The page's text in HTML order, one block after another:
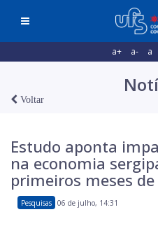
a+ a- a
Voltar
Estudo aponta
na economia
primeiros meses de
Pesquisas 06 de julho, 14:31